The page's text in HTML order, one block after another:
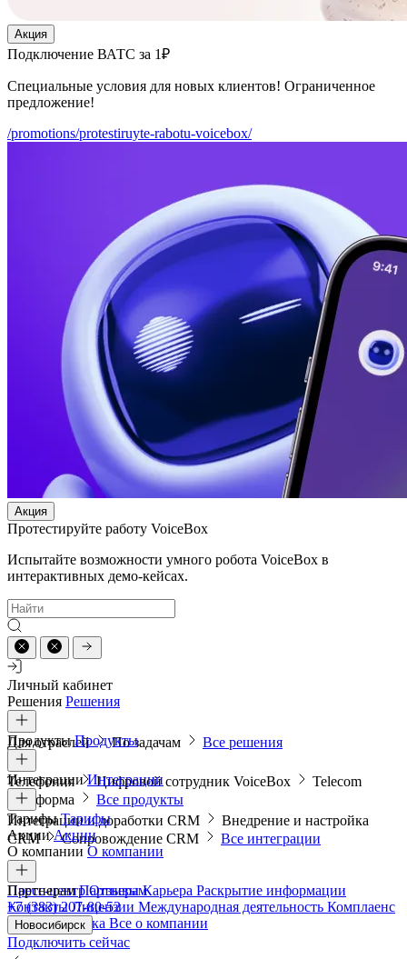
Акция
Подключение ВАТС за 1₽
Специальные условия для новых клиентов! Ограниченное
предложение!
/promotions/protestiruyte-rabotu-voicebox/
Акция
Протестируйте работу VoiceBox
Испытайте возможности умного робота VoiceBox в
интерактивных демо-кейсах.
Личный кабинет
Решения Решения
Для отраслей По задачам Все решения
ПродуктыПродукты
Телефония Цифровой сотрудник VoiceBox
Telecom
платформа
Все продукты
ИнтеграцииИнтеграции
Интеграции и доработки CRM
Внедрение и настройка
CRM
Сопровождение CRM Все интеграции
ТарифыТарифы
АкцииАкции
О компании О компании
Пресс-центрОтзывыКарьера Раскрытие информации
КонтактыЛицензии Международная деятельность Комплаенс
и деловая этика Все о компании
ПартнерамПартнерам
+7 (383) 207-80-52
Новосибирск
Подключить сейчас